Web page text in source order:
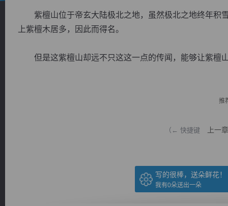
紫檀山位于帝玄大陆极北之地，虽然极北之地终年积
上紫檀木居多，因此而得名。
但是这紫檀山却远不只这这一点的传闻，能够让紫檀
推
（← 快捷键 上一章
写的很棒，送朵鲜花！
我有0朵送出一朵